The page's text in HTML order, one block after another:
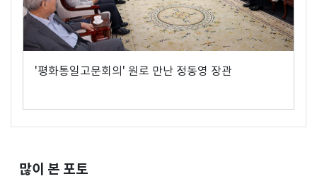
'평화통일고문회의' 원로 만난 정동영 장관
많이 본 포토